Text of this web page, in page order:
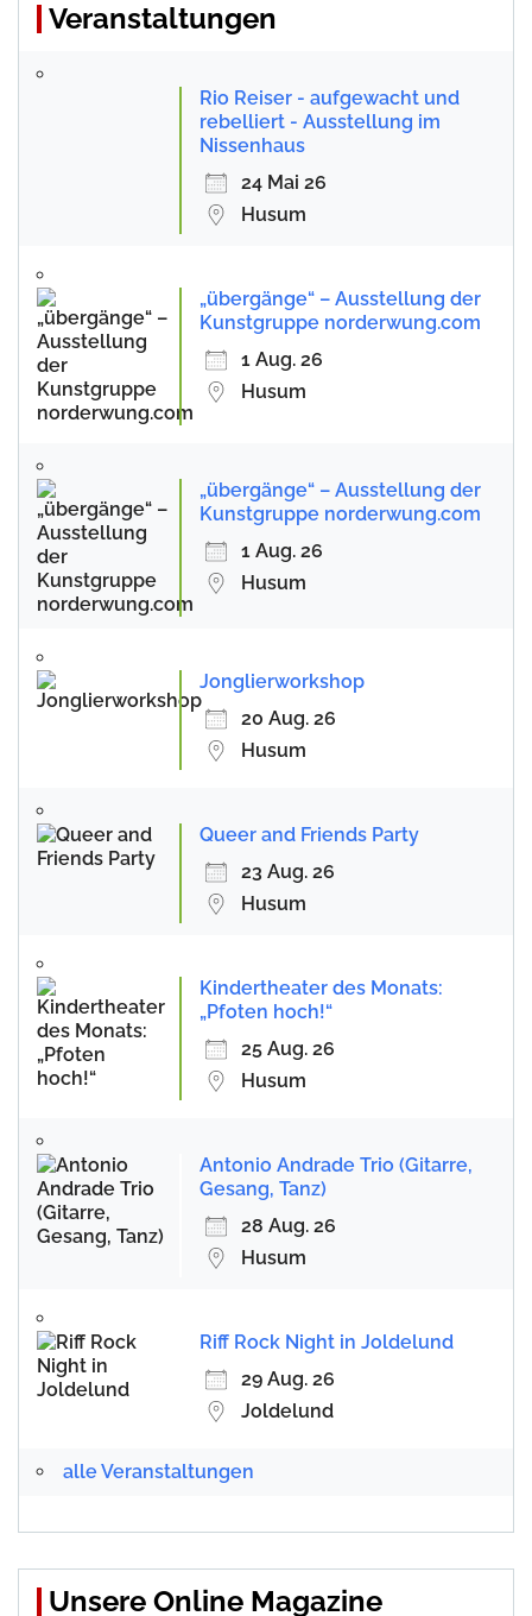
Veranstaltungen
Rio Reiser - aufgewacht und
rebelliert - Ausstellung im
Nissenhaus
24 Mai 26
Husum
„übergänge“ – Ausstellung der
Kunstgruppe norderwung.com
1 Aug. 26
Husum
„übergänge“ – Ausstellung der
Kunstgruppe norderwung.com
1 Aug. 26
Husum
Jonglierworkshop
20 Aug. 26
Husum
Queer and Friends Party
23 Aug. 26
Husum
Kindertheater des Monats:
„Pfoten hoch!“
25 Aug. 26
Husum
Antonio Andrade Trio (Gitarre,
Gesang, Tanz)
28 Aug. 26
Husum
Riff Rock Night in Joldelund
29 Aug. 26
Joldelund
alle Veranstaltungen
Unsere Online Magazine